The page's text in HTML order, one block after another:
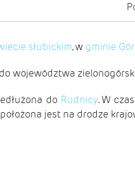
słubickim, w gminie
województwa
do Rudnicy. W
jest na drodze